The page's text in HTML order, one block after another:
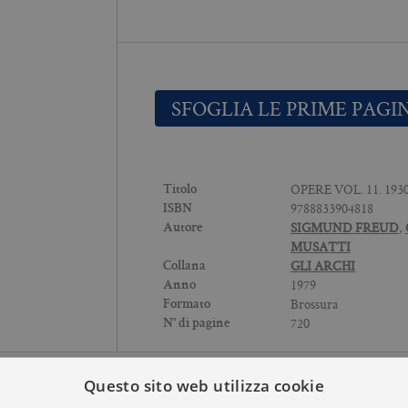
SFOGLIA LE PRIME
Titolo OPERE VOL. 11.
ISBN 9788833904818
Autore SIGMUND FREUD,
MUSATTI
Collana GLI ARCHI
Anno 1979
Formato Brossura
N° di pagine 720
Questo sito web utilizza cookie